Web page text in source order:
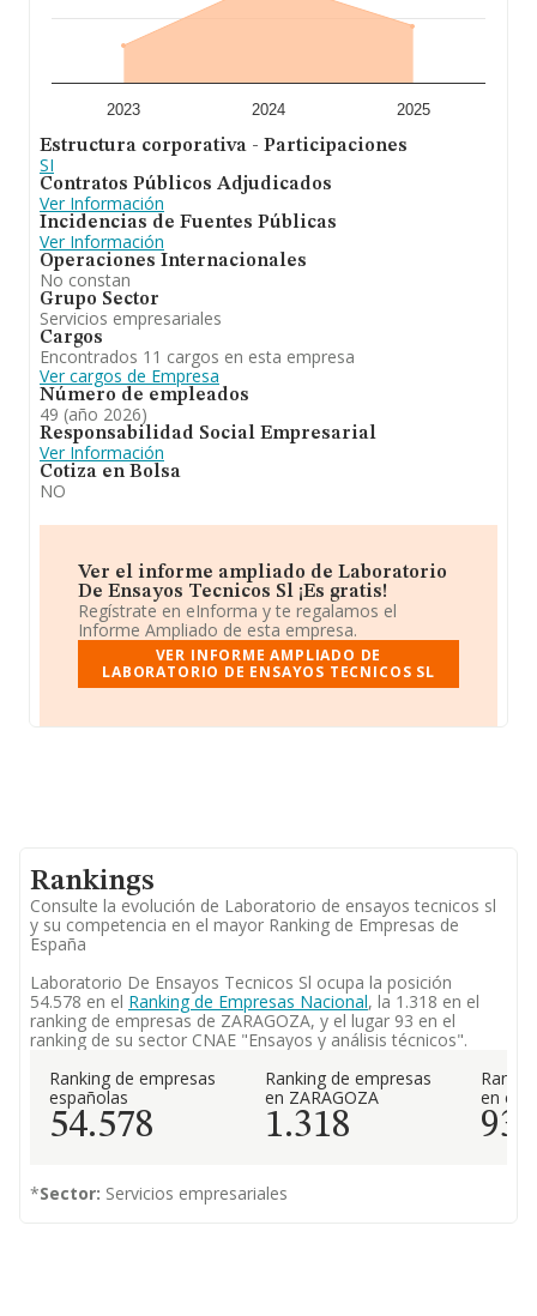
En conclusión,Laboratorio de Ensayos Técnicos S.L
se emplea en geotécnia y control de calidad. En el
ranking de su sector (Ensayos y análisis técnicos), la
obstante, se ha posicionado mejor en el ranking
nacional (de todas las empresas presentes en el
2023 2024 2025
Estructura corporativa - Participaciones
SI
Contratos Públicos Adjudicados
Ver Información
Incidencias de Fuentes Públicas
Ver Información
Operaciones Internacionales
No constan
Grupo Sector
Servicios empresariales
Cargos
Encontrados 11 cargos en esta empresa
Ver cargos de Empresa
Número de empleados
49 (año 2026)
Responsabilidad Social Empresarial
Ver Información
Cotiza en Bolsa
NO
Ver el informe ampliado de Laboratorio
De Ensayos Tecnicos Sl ¡Es gratis!
Regístrate en eInforma y te regalamos el
Informe Ampliado de esta empresa.
VER INFORME AMPLIADO DE
LABORATORIO DE ENSAYOS TECNICOS SL
Rankings
Consulte la evolución de Laboratorio de ensayos tecnicos sl
y su competencia en el mayor Ranking de Empresas de
España
Laboratorio De Ensayos Tecnicos Sl ocupa la posición
54.578 en el Ranking de Empresas Nacional, la 1.318 en el
ranking de empresas de ZARAGOZA, y el lugar 93 en el
ranking de su sector CNAE "Ensayos y análisis técnicos".
Ranking de empresas
españolas
54.578
Ranking de empresas
en ZARAGOZA
1.318
en el
93
*Sector: Servicios empresariales